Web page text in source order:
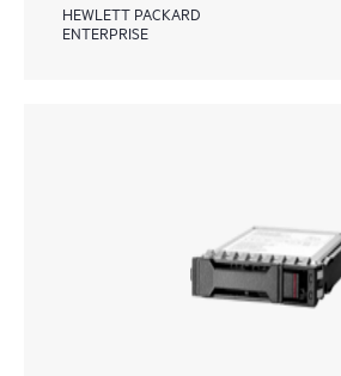
HEWLETT PACKARD
ENTERPRISE